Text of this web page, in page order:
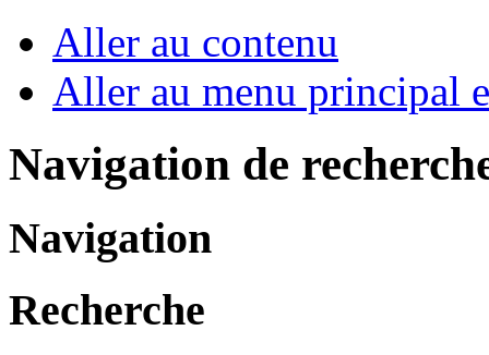
Aller au contenu
Aller au menu principal
Navigation de
Navigation
Recherche